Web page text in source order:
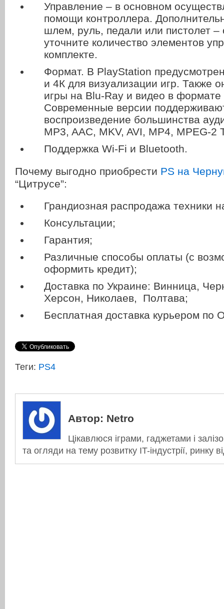
Управление – в основном
помощи контроллера.
шлем, руль, педали или пистолет –
уточните количество элементов
комплекте.
Формат. В PlayStation
и 4К для визуализации игр. Также
игры на Blu-Ray и видео в формате
Современные версии
воспроизведение большинства
MP3, AAC, MKV, AVI, MP4, MPEG-2
Поддержка Wi-Fi и Bluetooth.
Почему выгодно приобрести PS на
“Цитрусе”:
Грандиозная распродажа техники
Консультации;
Гарантия;
Различные способы оплаты (с
оформить кредит);
Доставка по Украине: Винница,
Херсон, Николаев, Полтава;
Бесплатная доставка курьером по
Теги: PS4
Автор: Netro
Цікавлюся іграми, гаджетами і
та огляди на тему розвитку IT-індустрії, ринку